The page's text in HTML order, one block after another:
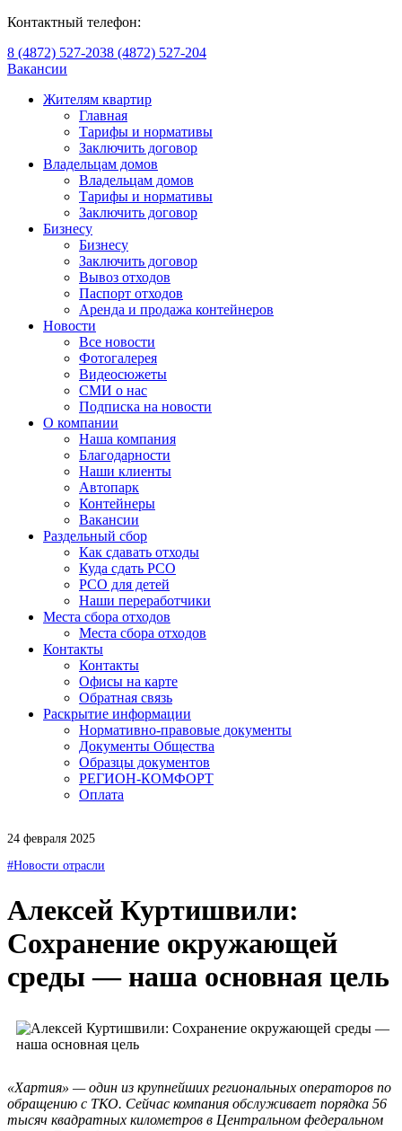
Контактный телефон:
8 (4872) 527-2038 (4872) 527-204
Вакансии
Жителям квартир
Главная
Тарифы и нормативы
Заключить договор
Владельцам домов
Владельцам домов
Тарифы и нормативы
Заключить договор
Бизнесу
Бизнесу
Заключить договор
Вывоз отходов
Паспорт отходов
Аренда и продажа контейнеров
Новости
Все новости
Фотогалерея
Видеосюжеты
СМИ о нас
Подписка на новости
О компании
Наша компания
Благодарности
Наши клиенты
Автопарк
Контейнеры
Вакансии
Раздельный сбор
Как сдавать отходы
Куда сдать РСО
РСО для детей
Наши переработчики
Места сбора отходов
Места сбора отходов
Контакты
Контакты
Офисы на карте
Обратная связь
Раскрытие информации
Нормативно-правовые документы
Документы Общества
Образцы документов
РЕГИОН-КОМФОРТ
Оплата
24 февраля 2025
#Новости отрасли
Алексей Куртишвили:
Сохранение окружающей
среды — наша основная цель
«Хартия» — один из крупнейших региональных операторов по
обращению с ТКО. Сейчас компания обслуживает порядка 56
тысяч квадратных километров в Центральном федеральном